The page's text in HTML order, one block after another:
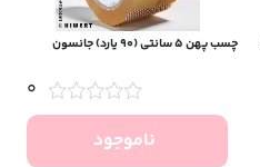
چسب پهن ۵ سانتی (۹۰ یارد) جانسون
0
ناموجود